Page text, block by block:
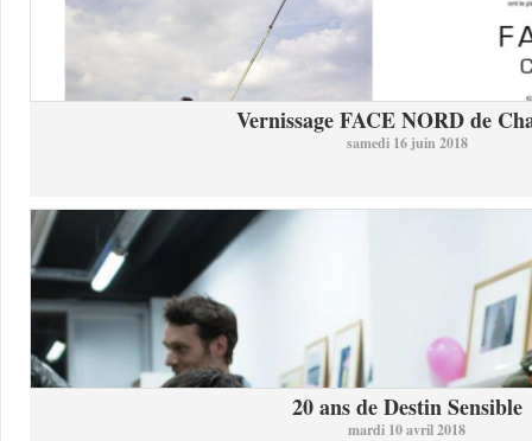
Vernissage FACE NORD de
samedi 16 juin 2018
20 ans de Destin Sensible
mardi 10 avril 2018